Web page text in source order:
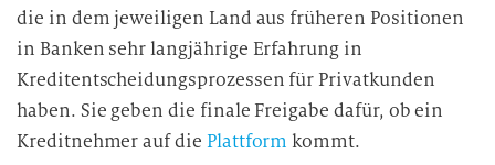
die in dem jeweiligen Land aus früheren Positionen
in Banken sehr langjährige Erfahrung in
Kreditentscheidungsprozessen für Privatkunden
haben. Sie geben die finale Freigabe dafür, ob ein
Kreditnehmer auf die Plattform kommt.